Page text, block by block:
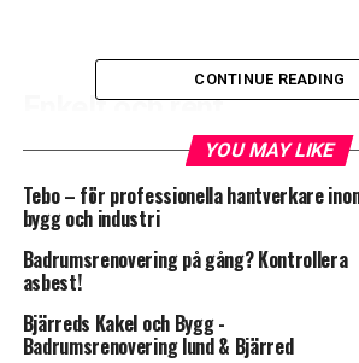
Enkelt och rent
Öppen avloppsyta: inga dolda
Lätthanterlig designfront: enkelt och
Praktisk hårsil: ta ut – skölj – rengör
Perfekt längd: golvrännan kan skäras
direkt vid monteringen
CONTINUE READING
YOU MAY LIKE
Tebo – för professionella hantverkare
bygg och industri
Badrumsrenovering på gång? Kontrollera
asbest!
Bjärreds Kakel och Bygg -
Badrumsrenovering lund & Bjärred